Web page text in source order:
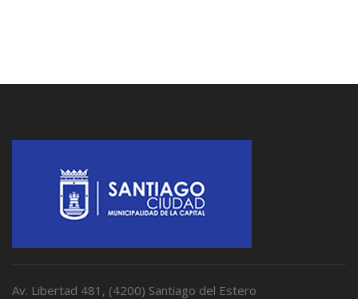
Av. Libertad 481, (4200) Santiago del Estero